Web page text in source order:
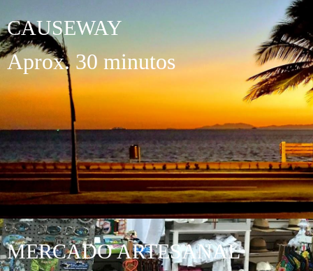
CAUSEWAY
Aprox. 30 minutos
MERCADO ARTESANAL